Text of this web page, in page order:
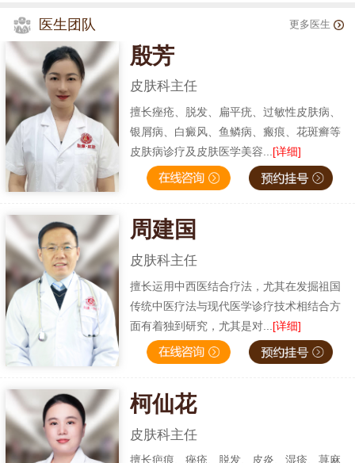
医生团队 更多医生
殷芳
皮肤科主任
擅长痤疮、脱发、扁平疣、过敏性皮肤病、
银屑病、白癜风、鱼鳞病、瘢痕、花斑癣等
皮肤病诊疗及皮肤医学美容... [详细]
周建国
皮肤科主任
擅长运用中西医结合疗法，尤其在发掘祖国
传统中医疗法与现代医学诊疗技术相结合方
面有着独到研究，尤其是对... [详细]
柯仙花
皮肤科主任
擅长疤痕、痤疮、脱发、皮炎、湿疹、荨麻